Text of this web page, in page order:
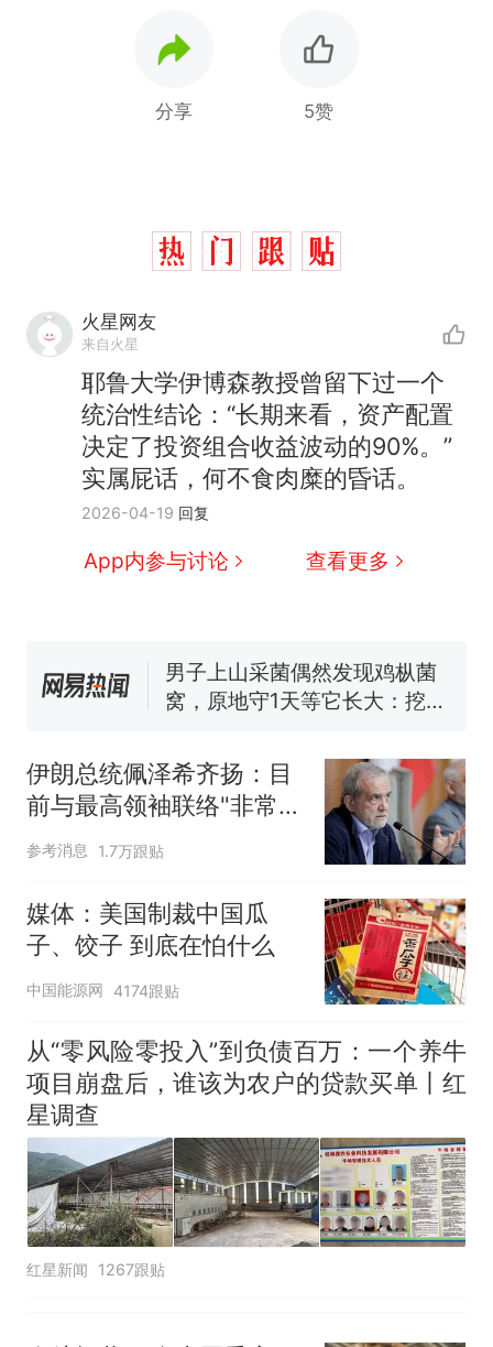
分享 5赞
火星网友
来自火星
耶鲁大学伊博森教授曾留下过一个
统治性结论：“长期来看，资产配置
决定了投资组合收益波动的90%。”
实属屁话，何不食肉糜的昏话。
2026-04-19 回复
App内参与讨论 查看更多
热
那个在床头放菜刀的女孩，
因老师一句“跟我回家”改写了
人生
新 制裁瓜子饺子，美国怕什
协会回应
男子上山采菌偶然发现鸡枞菌
窝，原地守1天等它长大：挖了
回大海 目击者直呼震惊 （视频
来源：参考消息）
笔试第一被第二名传话劝弃考
官方通报
那个在床头放菜刀的女孩，
人生
伊朗总统佩泽希齐扬：目
前与最高领袖联络"非常困
难"
参考消息 1.7万跟贴
媒体：美国制裁中国瓜
子、饺子 到底在怕什么
中国能源网 4174跟贴
从“零风险零投入”到负债百万：一个养牛
项目崩盘后，谁该为农户的贷款买单丨红
星调查
红星新闻 1267跟贴